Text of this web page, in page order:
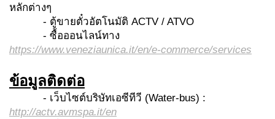
หลักต่างๆ
- ตู้ขายตั๋วอัตโนมัติ ACTV / ATVO
- ซื้อออนไลน์ทาง
https://www.veneziaunica.it/en/e-commerce/services
ข้อมูลติดต่อ
- เว็บไซต์บริษัทเอซีทีวี (Water-bus) :
http://actv.avmspa.it/en